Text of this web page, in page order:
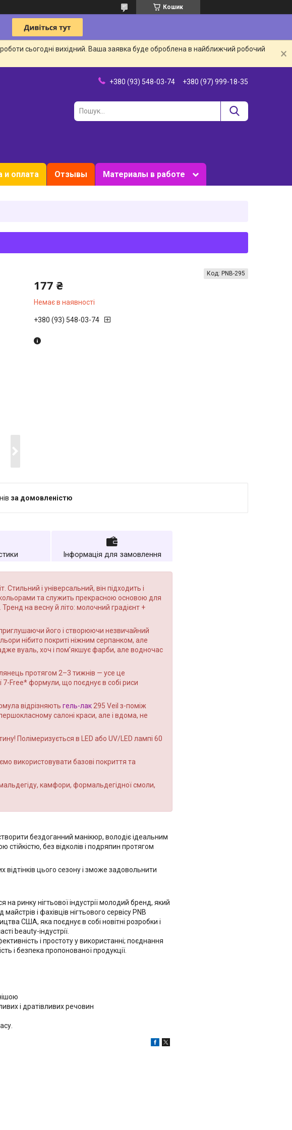
Кошик
сьогодні вихідний. Ваша заявка буде оброблена в найближчий робочий
+380 (93) 548-03-74 +380 (97) 999-18-35
и оплата Отзывы Материалы в работе
177 ₴
Немає в наявності
Код: PNB-295
+380 (93) 548-03-74
за домовленістю
Інформація для замовлення
Стильний і універсальний, він підходить і
кольорами та служить прекрасною основою для
на весну й літо: молочний градієнт +
його і створюючи незвичайний
нібито покриті ніжним серпанком, але
вуаль, хоч і пом’якшує фарби, але водночас
протягом 2–3 тижнів — усе це
7-Free* формули, що поєднує в собі риси
відрізняють гель-лак 295 Veil з-поміж
салоні краси, але і вдома, не
Полімеризується в LED або UV/LED лампі 60
використовувати базові покриття та
камфори, формальдегідної смоли,
бездоганний манікюр, володіє ідеальним
без відколів і подряпин протягом
цього сезону і зможе задовольнити
ринку нігтьової індустрії молодий бренд, який
і фахівців нігтьового сервісу PNB
США, яка поєднує в собі новітні розробки і
beauty-індустрії.
і простоту у використанні; поєднання
і безпека пропонованої продукції.
і дратівливих речовин